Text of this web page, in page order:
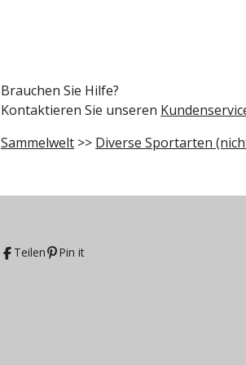
Brauchen Sie Hilfe?
Kontaktieren Sie unseren
Sammelwelt >> Diverse Sportarten
Teilen Pin it